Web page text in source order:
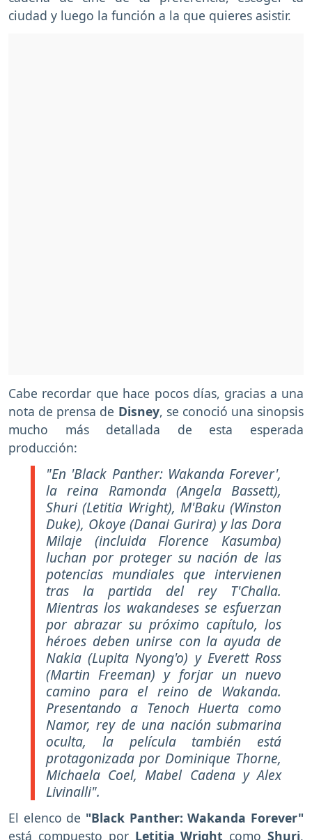
ciudad y luego la función a la que quieres asistir.
Cabe recordar que hace pocos días, gracias a una
nota de prensa de Disney, se conoció una sinopsis
mucho más detallada de esta esperada
producción:
"En 'Black Panther: Wakanda Forever',
la reina Ramonda (Angela Bassett),
Shuri (Letitia Wright), M'Baku (Winston
Duke), Okoye (Danai Gurira) y las Dora
Milaje (incluida Florence Kasumba)
luchan por proteger su nación de las
potencias mundiales que intervienen
tras la partida del rey T'Challa.
Mientras los wakandeses se esfuerzan
por abrazar su próximo capítulo, los
héroes deben unirse con la ayuda de
Nakia (Lupita Nyong'o) y Everett Ross
(Martin Freeman) y forjar un nuevo
camino para el reino de Wakanda.
Presentando a Tenoch Huerta como
Namor, rey de una nación submarina
oculta, la película también está
protagonizada por Dominique Thorne,
Michaela Coel, Mabel Cadena y Alex
Livinalli".
El elenco de "Black Panther: Wakanda Forever"
está compuesto porLetitia Wright comoShuri,